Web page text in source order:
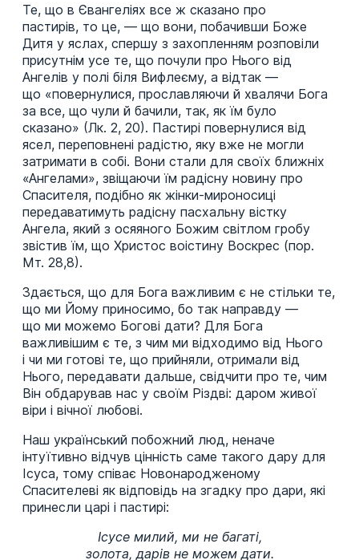
Те, що в Євангеліях все ж сказано про
пастирів, то це, — що вони, побачивши Боже
Дитя у яслах, спершу з захопленням розповіли
присутнім усе те, що почули про Нього від
Ангелів у полі біля Вифлеєму, а відтак —
що «повернулися, прославляючи й хвалячи Бога
за все, що чули й бачили, так, як їм було
сказано» (Лк. 2, 20). Пастирі повернулися від
ясел, переповнені радістю, яку вже не могли
затримати в собі. Вони стали для своїх ближніх
«Ангелами», звіщаючи їм радісну новину про
Спасителя, подібно як жінки-мироносиці
передаватимуть радісну пасхальну вістку
Ангела, який з осяяного Божим світлом гробу
звістив їм, що Христос воістину Воскрес (пор.
Мт. 28,8).
Здається, що для Бога важливим є не стільки те,
що ми Йому приносимо, бо так направду —
що ми можемо Богові дати? Для Бога
важливішим є те, з чим ми відходимо від Нього
і чи ми готові те, що прийняли, отримали від
Нього, передавати дальше, свідчити про те, чим
Він обдарував нас у своїм Різдві: даром живої
віри і вічної любові.
Наш український побожний люд, неначе
інтуїтивно відчув цінність саме такого дару для
Ісуса, тому співає Новонародженому
Спасителеві як відповідь на згадку про дари, які
принесли царі і пастирі:
Ісусе милий, ми не багаті,
золота, дарів не можем дати.